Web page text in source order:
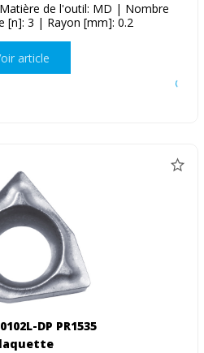
de l'outil: MD | Nombre
[n]: 3 | Rayon [mm]: 0.2
article
DP PR1535